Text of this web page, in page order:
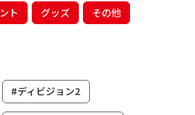
ト グッズ その他
#ディビジョン2